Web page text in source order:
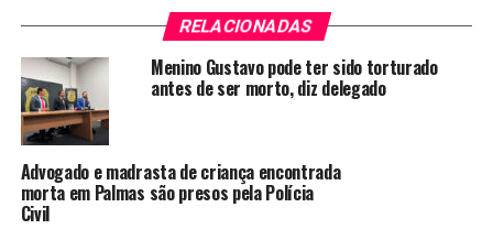
RELACIONADAS
Menino Gustavo pode ter sido torturado
antes de ser morto, diz delegado
Advogado e madrasta de criança encontrada
morta em Palmas são presos pela Polícia
Civil